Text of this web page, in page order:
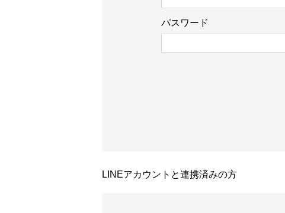
パスワード
LINEアカウントと連携済みの方